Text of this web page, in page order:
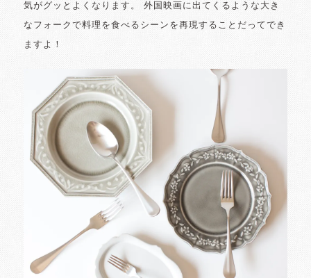
気がグッとよくなります。 外国映画に出てくるような大き
なフォークで料理を食べるシーンを再現することだってでき
ますよ！